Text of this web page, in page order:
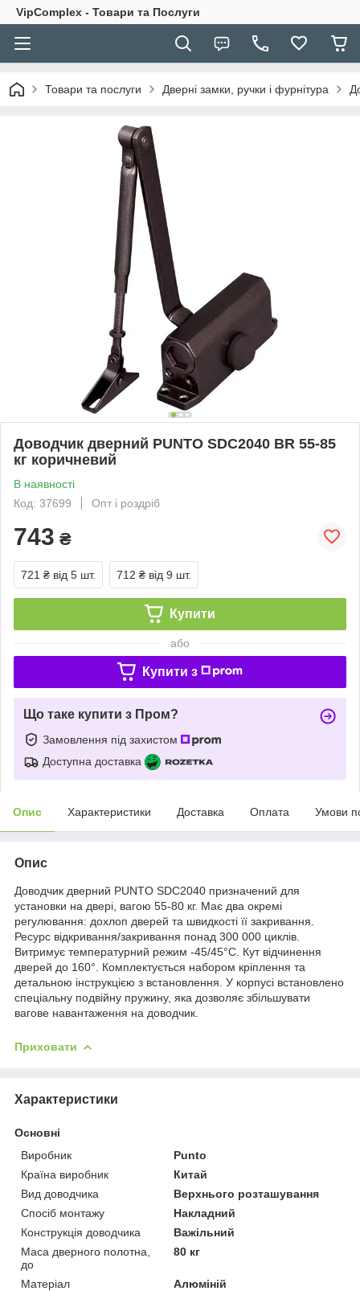
VipComplex - Товари та Послуги
Товари та послуги Дверні замки, ручки і фурнітура
Доводчик дверний PUNTO SDC2040 BR 55-85
кг коричневий
В наявності
Код: 37699
Опт і роздріб
743 ₴
721 ₴ від 5 шт. 712 ₴ від 9 шт.
Купити
або
Купити з
Що таке купити з Пром?
Замовлення під захистом
Доступна доставка
Опис Характеристики Доставка Оплата Умови
Опис
Доводчик дверний PUNTO SDC2040 призначений для
установки на двері, вагою 55-80 кг. Має два окремі
регулювання: дохлоп дверей та швидкості її закривання.
Ресурс відкривання/закривання понад 300 000 циклів.
Витримує температурний режим -45/45°С. Кут відчинення
дверей до 160°. Комплектується набором кріплення та
детальною інструкцією з встановлення. У корпусі встановлено
спеціальну подвійну пружину, яка дозволяє збільшувати
вагове навантаження на доводчик.
Приховати
Характеристики
Основні
Виробник
Punto
Країна виробник
Китай
Вид доводчика
Верхнього розташування
Спосіб монтажу
Накладний
Конструкція доводчика
Важільний
Маса дверного полотна,
до
80 кг
Матеріал
Алюміній